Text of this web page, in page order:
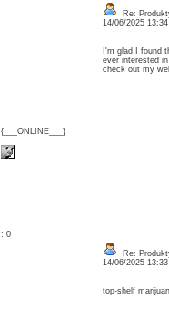
{___ONLINE___}
Re:
14/06/2025
I'm glad I found
ever interested
check out my
: 0
Re:
14/06/2025
top-shelf